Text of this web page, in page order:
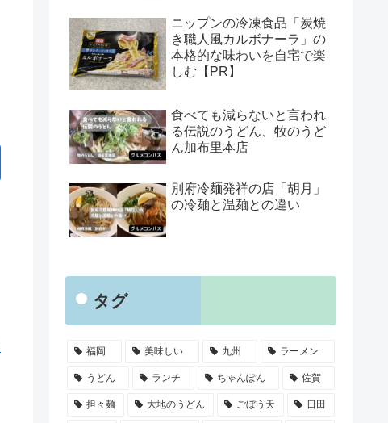
ニップンの冷凍食品「炭焼
き職人風カルボナーラ」の
本格的な味わいを自宅で楽
しむ【PR】
食べても減らないと言われ
る伝説のうどん、牧のうど
ん加布里本店
別府冷麺発祥の店「胡月」
の冷麺と温麺との違い
タグ
福岡 美味しい 九州 ラーメン
うどん ランチ ちゃんぽん 佐賀
担々麺 大地のうどん ごぼう天 日田